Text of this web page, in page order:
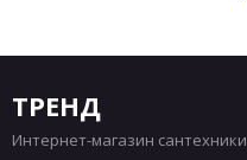
ТРЕНД
Интернет-магазин сантехники